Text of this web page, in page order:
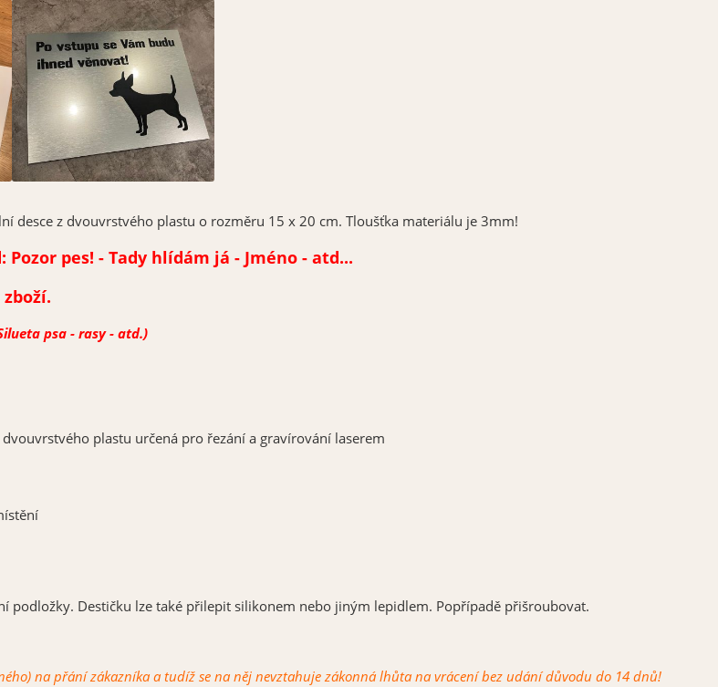
desce z dvouvrstvého plastu o rozměru 15 x 20 cm. Tloušťka materiálu je 3mm!
pes! - Tady hlídám já - Jméno - atd...
psa - rasy - atd.)
plastu určená pro řezání a gravírování laserem
podložky. Destičku lze také přilepit silikonem nebo jiným lepidlem. Popřípadě přišroubovat.
na přání zákazníka a tudíž se na něj nevztahuje zákonná lhůta na vrácení bez udání důvodu do 14 dnů!